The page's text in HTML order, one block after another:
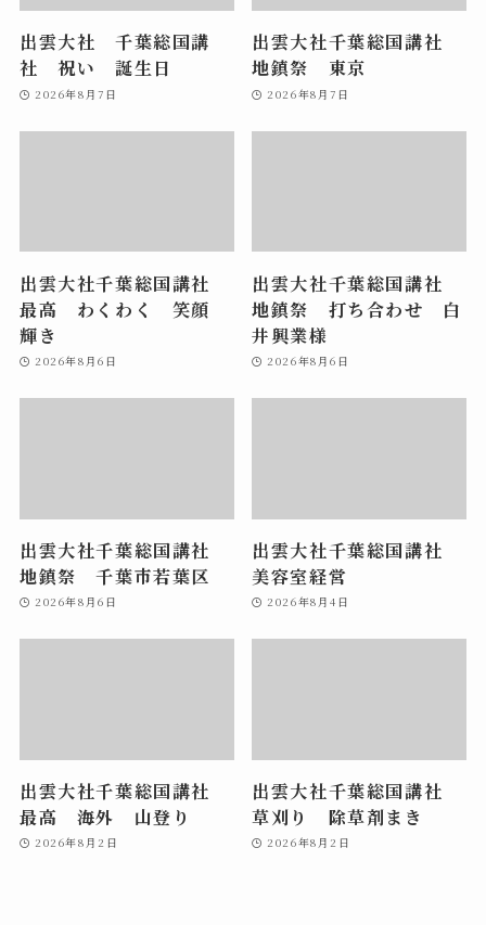
出雲大社 千葉総国講
社 祝い 誕生日
2026年8月7日
出雲大社千葉総国講社
地鎮祭 東京
2026年8月7日
出雲大社千葉総国講社
最高 わくわく 笑顔
輝き
2026年8月6日
出雲大社千葉総国講社
地鎮祭 打ち合わせ 白
井興業様
2026年8月6日
出雲大社千葉総国講社
地鎮祭 千葉市若葉区
2026年8月6日
出雲大社千葉総国講社
美容室経営
2026年8月4日
出雲大社千葉総国講社
最高 海外 山登り
2026年8月2日
出雲大社千葉総国講社
草刈り 除草剤まき
2026年8月2日